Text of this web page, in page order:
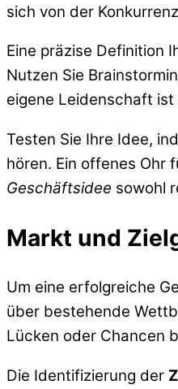
sich von der
Eine präzise Definition
Nutzen Sie
eigene Leidenschaft
Testen Sie Ihre Idee,
hören. Ein offenes Ohr
Geschäftsidee sowohl
Markt und
Um eine erfolgreiche
über bestehende
Lücken oder Chancen
Die Identifizierung der